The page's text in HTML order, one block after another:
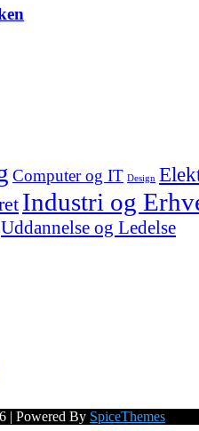
Computer og IT Design
Industri og
Uddannelse og Ledelse
| Powered By SpiceThemes